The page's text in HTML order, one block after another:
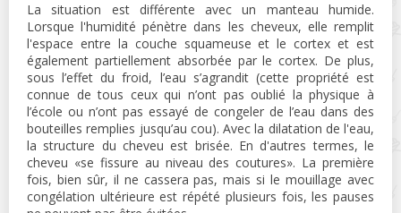
La situation est différente avec un manteau humide.
Lorsque l'humidité pénètre dans les cheveux, elle remplit
l'espace entre la couche squameuse et le cortex et est
également partiellement absorbée par le cortex. De plus,
sous l’effet du froid, l’eau s’agrandit (cette propriété est
connue de tous ceux qui n’ont pas oublié la physique à
l’école ou n’ont pas essayé de congeler de l’eau dans des
bouteilles remplies jusqu’au cou). Avec la dilatation de l'eau,
la structure du cheveu est brisée. En d'autres termes, le
cheveu «se fissure au niveau des coutures». La première
fois, bien sûr, il ne cassera pas, mais si le mouillage avec
congélation ultérieure est répété plusieurs fois, les pauses